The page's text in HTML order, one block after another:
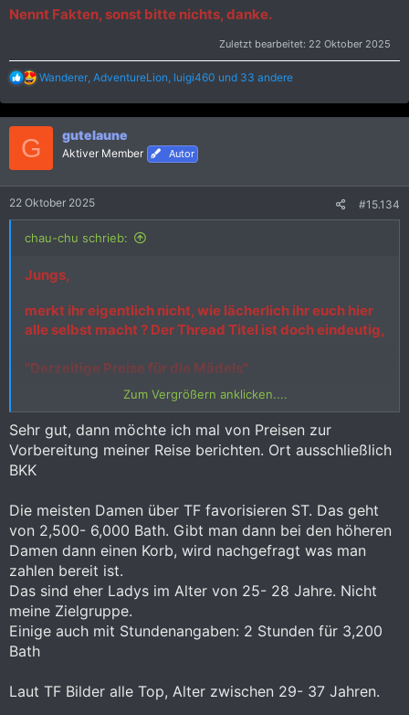
Nennt Fakten, sonst bitte nichts, danke.
Zuletzt bearbeitet: 22 Oktober 2025
R
a
k
i
n
:
Wanderer, AdventureLion, luigi460 und 33 andere
G gutelaune
Aktiver Member Autor
22 Oktober 2025 #15.134
chau-chu schrieb:
Jungs,
merkt ihr eigentlich nicht, wie lächerlich ihr euch hier
alle selbst macht ? Der Thread Titel ist doch eindeutig,
"Derzeitige Preise für die Mädels"
Er hat mittlerweile 828 Seiten.
Nennt Preise und Fakten zu LT oder ST und wo.
Beer Bar, Free Lancer, Beach Road oder a gogo.
Ort, BKK , Phuket, Pattaya oder sonst wo.
Nur das hilft hier weiter.
Der Thread ist schon so lange off topic, helft bitte alle
selbst mit, diesen wieder einigermassen on topic zu
bringen, ansonsten braucht ihr euch übrigens über
kommentarlose Löschungen nicht mehr wundern,
Unterstützung.
Zum Vergrößern anklicken....
Sehr gut, dann möchte ich mal von Preisen zur
Vorbereitung meiner Reise berichten. Ort ausschließlich
BKK
Die meisten Damen über TF favorisieren ST. Das geht
von 2,500- 6,000 Bath. Gibt man dann bei den höheren
Damen dann einen Korb, wird nachgefragt was man
zahlen bereit ist.
Das sind eher Ladys im Alter von 25- 28 Jahre. Nicht
meine Zielgruppe.
Einige auch mit Stundenangaben: 2 Stunden für 3,200
Bath
Laut TF Bilder alle Top, Alter zwischen 29- 37 Jahren.